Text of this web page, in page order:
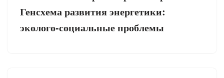
Генсхема развития энергетики:
эколого-социальные проблемы